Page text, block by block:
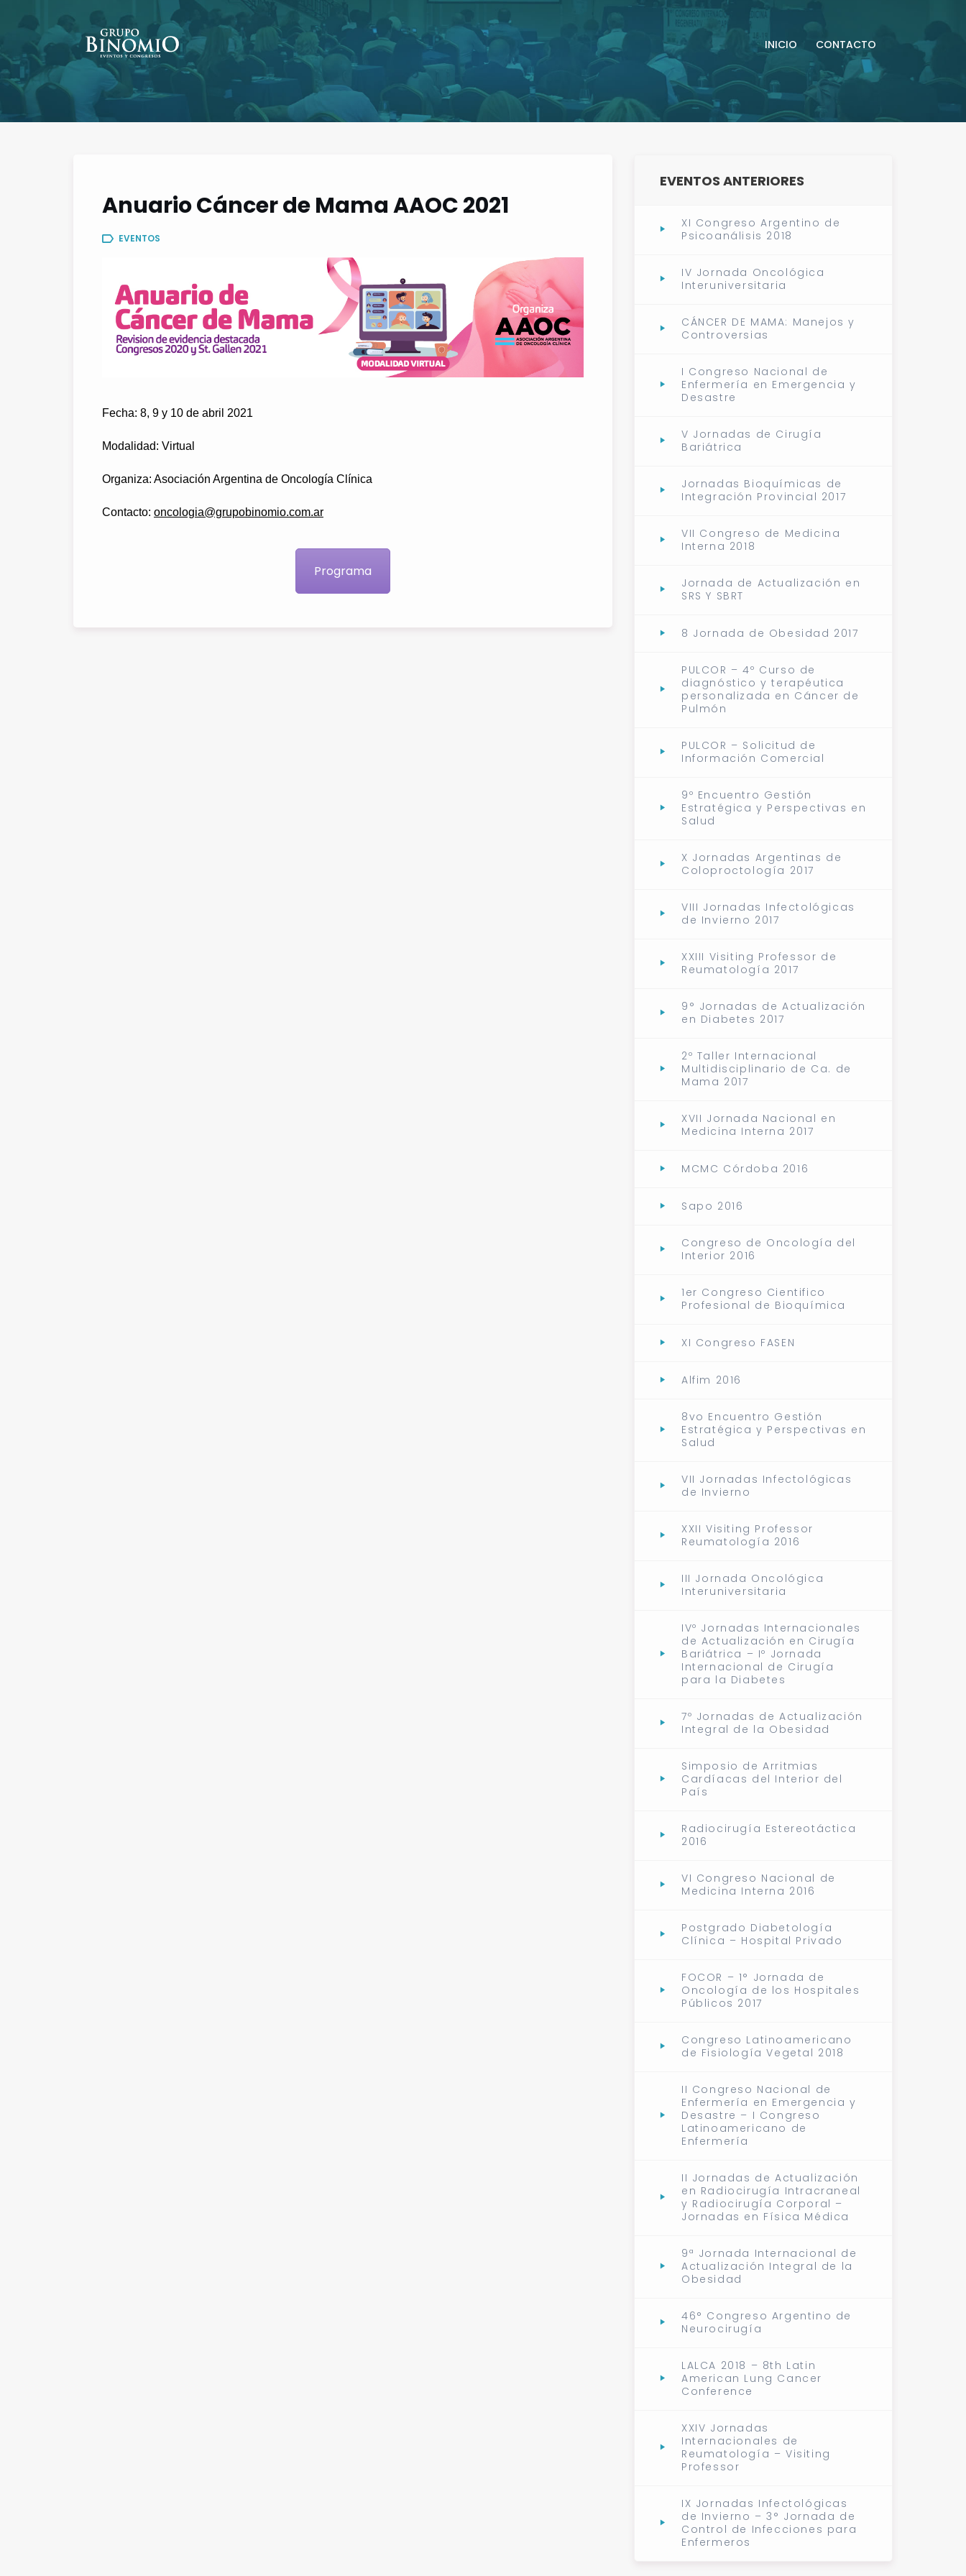
INICIO CONTACTO
Anuario Cáncer de Mama AAOC 2021
EVENTOS
Fecha: 8, 9 y 10 de abril 2021
Modalidad: Virtual
Organiza: Asociación Argentina de Oncología Clínica
Contacto: oncologia@grupobinomio.com.ar
Programa
EVENTOS ANTERIORES
XI Congreso Argentino de
Psicoanálisis 2018
IV Jornada Oncológica
Interuniversitaria
CÁNCER DE MAMA: Manejos y
Controversias
I Congreso Nacional de
Enfermería en Emergencia y
Desastre
V Jornadas de Cirugía
Bariátrica
Jornadas Bioquímicas de
Integración Provincial 2017
VII Congreso de Medicina
Interna 2018
Jornada de Actualización en
SRS Y SBRT
8 Jornada de Obesidad 2017
PULCOR – 4º Curso de
diagnóstico y terapéutica
personalizada en Cáncer de
Pulmón
PULCOR – Solicitud de
Información Comercial
9º Encuentro Gestión
Estratégica y Perspectivas en
Salud
X Jornadas Argentinas de
Coloproctología 2017
VIII Jornadas Infectológicas
de Invierno 2017
XXIII Visiting Professor de
Reumatología 2017
9° Jornadas de Actualización
en Diabetes 2017
2º Taller Internacional
Multidisciplinario de Ca. de
Mama 2017
XVII Jornada Nacional en
Medicina Interna 2017
MCMC Córdoba 2016
Sapo 2016
Congreso de Oncología del
Interior 2016
1er Congreso Cientifico
Profesional de Bioquímica
XI Congreso FASEN
Alfim 2016
8vo Encuentro Gestión
Estratégica y Perspectivas en
Salud
VII Jornadas Infectológicas
de Invierno
XXII Visiting Professor
Reumatología 2016
III Jornada Oncológica
Interuniversitaria
IVº Jornadas Internacionales
de Actualización en Cirugía
Bariátrica – Iº Jornada
Internacional de Cirugía
para la Diabetes
7º Jornadas de Actualización
Integral de la Obesidad
Simposio de Arritmias
Cardíacas del Interior del
País
Radiocirugía Estereotáctica
2016
VI Congreso Nacional de
Medicina Interna 2016
Postgrado Diabetología
Clínica – Hospital Privado
FOCOR – 1° Jornada de
Oncología de los Hospitales
Públicos 2017
Congreso Latinoamericano
de Fisiología Vegetal 2018
II Congreso Nacional de
Enfermería en Emergencia y
Desastre – I Congreso
Latinoamericano de
Enfermería
II Jornadas de Actualización
en Radiocirugía Intracraneal
y Radiocirugía Corporal –
Jornadas en Física Médica
9ª Jornada Internacional de
Actualización Integral de la
Obesidad
46° Congreso Argentino de
Neurocirugía
LALCA 2018 – 8th Latin
American Lung Cancer
Conference
XXIV Jornadas
Internacionales de
Reumatología – Visiting
Professor
IX Jornadas Infectológicas
de Invierno – 3° Jornada de
Control de Infecciones para
Enfermeros